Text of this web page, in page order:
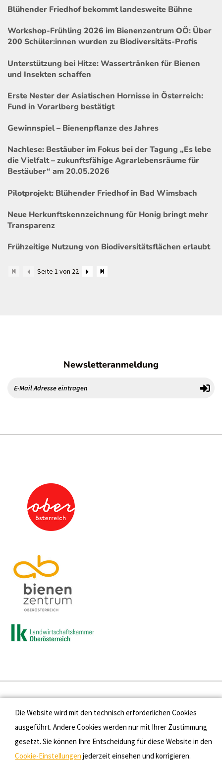
Blühender Friedhof bekommt landesweite Bühne
Workshop-Frühling 2026 im Bienenzentrum OÖ: Über
200 Schüler:innen wurden zu Biodiversitäts-Profis
Unterstützung bei Hitze: Wassertränken für Bienen
und Insekten schaffen
Erste Nester der Asiatischen Hornisse in Österreich:
Fund in Vorarlberg bestätigt
Gewinnspiel – Bienenpflanze des Jahres
Nachlese: Bestäuber im Fokus bei der Tagung „Es lebe
die Vielfalt – zukunftsfähige Agrarlebensräume für
Bestäuber“ am 20.05.2026
Pilotprojekt: Blühender Friedhof in Bad Wimsbach
Neue Herkunftskennzeichnung für Honig bringt mehr
Transparenz
Frühzeitige Nutzung von Biodiversitätsflächen erlaubt
Seite 1 von 22
Newsletteranmeldung
Presse
Kontakt
Datenschutz
Die Website wird mit den technisch erforderlichen Cookies
ausgeführt. Andere Cookies werden nur mit Ihrer Zustimmung
gesetzt. Sie können Ihre Entscheidung für diese Website in den
Cookie-Einstellungen jederzeit einsehen und korrigieren.